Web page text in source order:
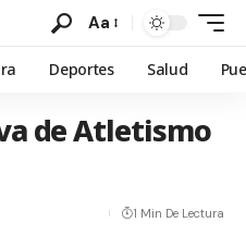
Aa
Deportes Salud
de Atletismo
1 Min De Lectura